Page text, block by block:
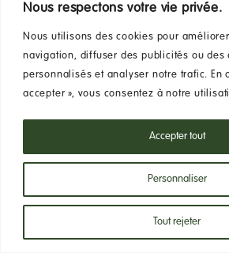
Nous respectons votre vie privée.
Nous utilisons des cookies pour
navigation, diffuser des publicités ou des
personnalisés et analyser notre trafic. En
accepter », vous consentez à notre
Personnaliser
Tout rejeter
Accepter tout